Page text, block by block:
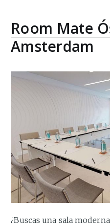
Room Mate
Amsterdam
¿Buscas una sala